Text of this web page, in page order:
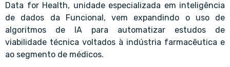
Data for Health, unidade especializada em inteligência
de dados da Funcional, vem expandindo o uso de
algoritmos de IA para automatizar estudos de
viabilidade técnica voltados à indústria farmacêutica e
ao segmento de médicos.